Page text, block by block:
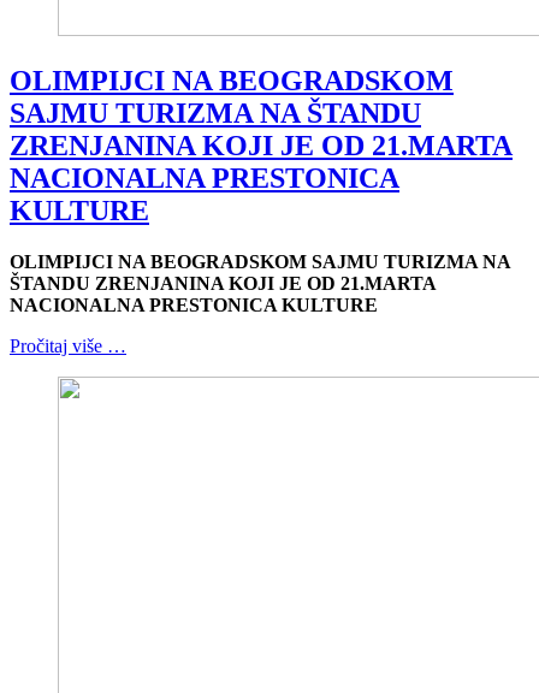
OLIMPIJCI NA BEOGRADSKOM
SAJMU TURIZMA NA ŠTANDU
ZRENJANINA KOJI JE OD 21.MARTA
NACIONALNA PRESTONICA
KULTURE
OLIMPIJCI NA BEOGRADSKOM SAJMU TURIZMA NA
ŠTANDU ZRENJANINA KOJI JE OD 21.MARTA
NACIONALNA PRESTONICA KULTURE
Pročitaj više …